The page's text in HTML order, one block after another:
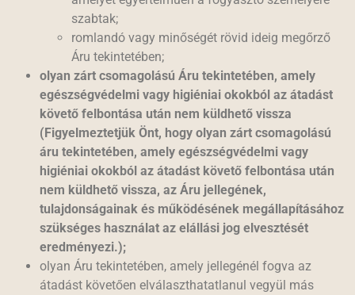
szabtak;
romlandó vagy minőségét rövid ideig megőrző
Áru tekintetében;
olyan zárt csomagolású Áru tekintetében, amely
egészségvédelmi vagy higiéniai okokból az átadást
követő felbontása után nem küldhető vissza
(Figyelmeztetjük Önt, hogy olyan zárt csomagolású
áru tekintetében, amely egészségvédelmi vagy
higiéniai okokból az átadást követő felbontása után
nem küldhető vissza, az Áru jellegének,
tulajdonságainak és működésének megállapításához
szükséges használat az elállási jog elvesztését
eredményezi.);
olyan Áru tekintetében, amely jellegénél fogva az
átadást követően elválaszthatatlanul vegyül más